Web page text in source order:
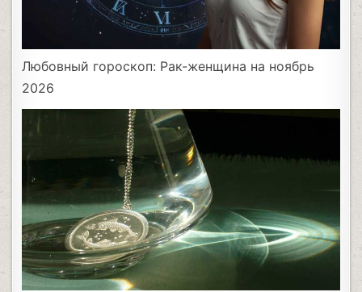
Любовный гороскоп: Рак-женщина на ноябрь
2026